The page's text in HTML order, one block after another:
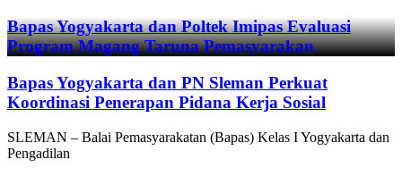
Bapas Yogyakarta dan Poltek Imipas Evaluasi
Program Magang Taruna Pemasyarakan
Bapas Yogyakarta dan PN Sleman Perkuat
Koordinasi Penerapan Pidana Kerja Sosial
SLEMAN – Balai Pemasyarakatan (Bapas) Kelas I Yogyakarta dan
Pengadilan